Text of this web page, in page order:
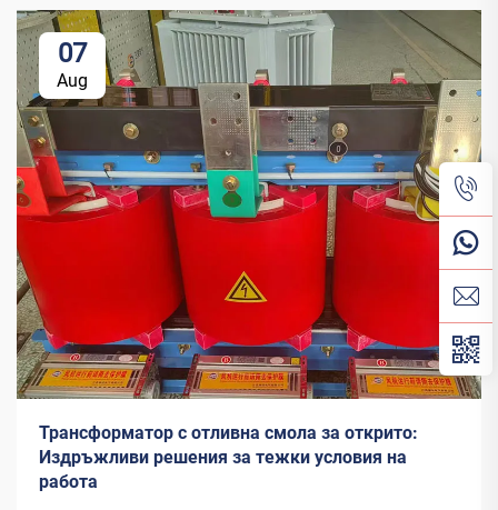
07
Aug
Трансформатор с отливна смола за открито:
Издръжливи решения за тежки условия на
работа